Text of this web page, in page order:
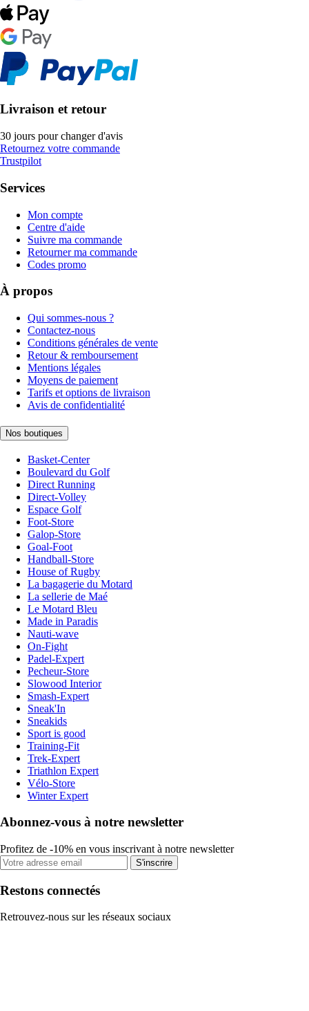
Livraison et retour
30 jours pour changer d'avis
Retournez votre commande
Trustpilot
Services
Mon compte
Centre d'aide
Suivre ma commande
Retourner ma commande
Codes promo
À propos
Qui sommes-nous ?
Contactez-nous
Conditions générales de vente
Retour & remboursement
Mentions légales
Moyens de paiement
Tarifs et options de livraison
Avis de confidentialité
Nos boutiques
Basket-Center
Boulevard du Golf
Direct Running
Direct-Volley
Espace Golf
Foot-Store
Galop-Store
Goal-Foot
Handball-Store
House of Rugby
La bagagerie du Motard
La sellerie de Maé
Le Motard Bleu
Made in Paradis
Nauti-wave
On-Fight
Padel-Expert
Pecheur-Store
Slowood Interior
Smash-Expert
Sneak'In
Sneakids
Sport is good
Training-Fit
Trek-Expert
Triathlon Expert
Vélo-Store
Winter Expert
Abonnez-vous à notre newsletter
Profitez de -10% en vous inscrivant à notre newsletter
S'inscrire
Restons connectés
Retrouvez-nous sur les réseaux sociaux